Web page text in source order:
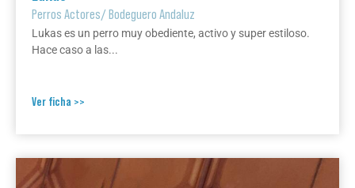
Perros Actores/Bodeguero Andaluz
Lukas es un perro muy obediente, activo y super estiloso.
Hace caso a las...
Ver ficha >>